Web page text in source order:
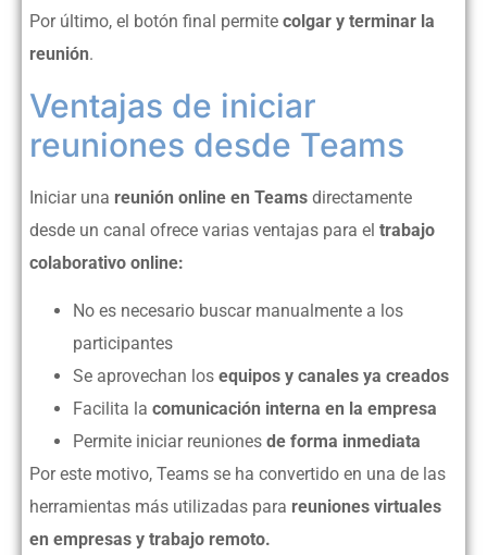
Por último, el botón final permite colgar y terminar la
reunión.
Ventajas de iniciar
reuniones desde Teams
Iniciar una reunión online en Teams directamente
desde un canal ofrece varias ventajas para el trabajo
colaborativo online:
No es necesario buscar manualmente a los
participantes
Se aprovechan los equipos y canales ya creados
Facilita la comunicación interna en la empresa
Permite iniciar reuniones de forma inmediata
Por este motivo, Teams se ha convertido en una de las
herramientas más utilizadas para reuniones virtuales
en empresas y trabajo remoto.